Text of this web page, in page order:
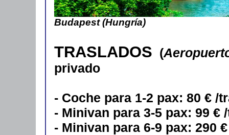
Budapest (Hungría)
TRASLADOS (
privado
- Coche para 1-2 pax: 80 € /
- Minivan para 3-5 pax: 99 €
- Minivan para 6-9 pax: 290